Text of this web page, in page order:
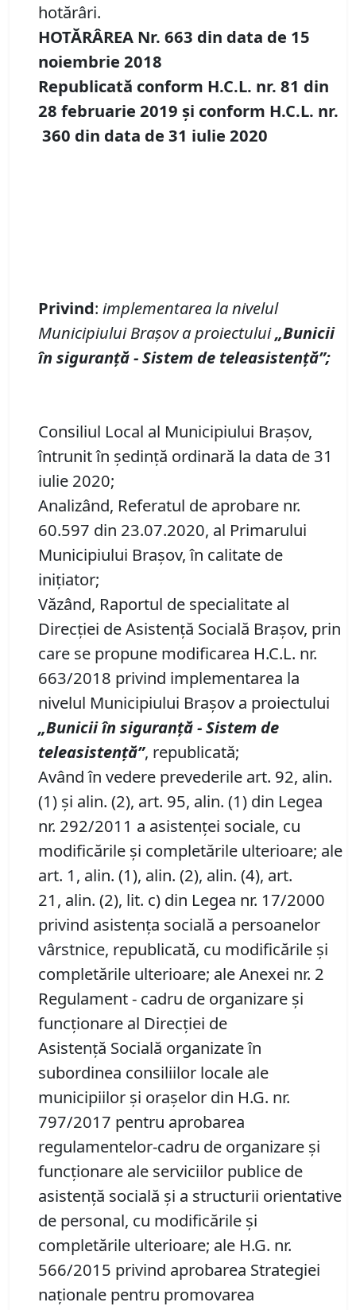
hotărâri.
HOTĂRÂREA Nr. 663 din data de 15
noiembrie 2018
Republicată conform H.C.L. nr. 81 din
28 februarie 2019 și conform H.C.L. nr.
360 din data de 31 iulie 2020
Privind: implementarea la nivelul
Municipiului Braşov a proiectului„Bunicii
în siguranţă - Sistem de teleasistenţă”;
Consiliul Local al Municipiului Brașov,
întrunit în ședință ordinară la data de 31
iulie 2020;
Analizând, Referatul de aprobare nr.
60.597 din 23.07.2020, al Primarului
Municipiului Brașov, în calitate de
inițiator;
Văzând, Raportul de specialitate al
Direcției de Asistență Socială Brașov, prin
care se propune modificarea H.C.L. nr.
663/2018 privind implementarea la
nivelul Municipiului Brașov a proiectului
„Bunicii în siguranță-Sistem de
teleasistență”, republicată;
Având în vedere prevederile art. 92, alin.
(1) și alin. (2), art. 95, alin. (1) din Legea
nr. 292/2011 a asistenţei sociale, cu
modificările și completările ulterioare; ale
art. 1, alin. (1), alin. (2), alin. (4), art.
21, alin. (2), lit. c) din Legea nr. 17/2000
privind asistenţa socială a persoanelor
vârstnice, republicată, cu modificările și
completările ulterioare; ale Anexei nr. 2
Regulament - cadru de organizare şi
funcţionare al Direcţiei de
Asistenţă Socială organizate în
subordinea consiliilor locale ale
municipiilor şi oraşelor din H.G. nr.
797/2017 pentru aprobarea
regulamentelor-cadru de organizare şi
funcţionare ale serviciilor publice de
asistenţă socială şi a structurii orientative
de personal, cu modificările și
completările ulterioare; ale H.G. nr.
566/2015 privind aprobarea Strategiei
naţionale pentru promovarea